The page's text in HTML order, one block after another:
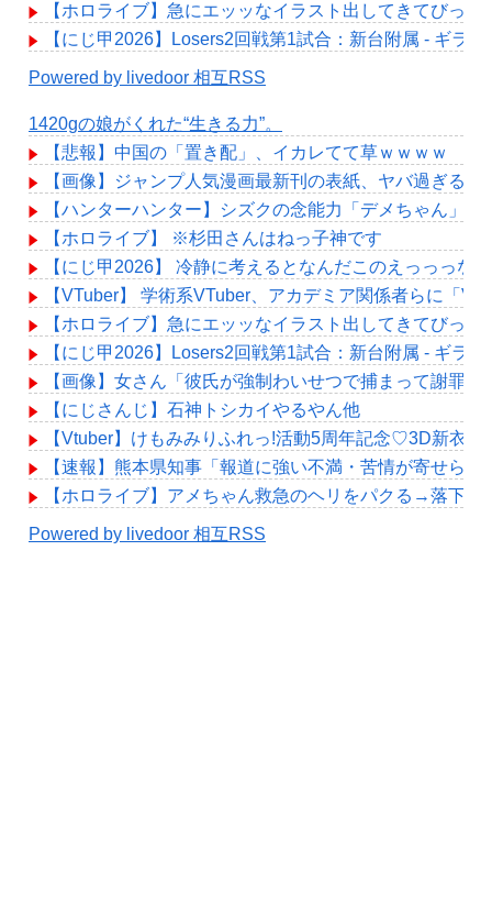
【ホロライブ】急にエッッなイラスト出してきてびっく
【にじ甲2026】Losers2回戦第1試合：新台附属 - ギラ
Powered by livedoor 相互RSS
1420gの娘がくれた“生きる力”。
【悲報】中国の「置き配」、イカレてて草ｗｗｗｗ
【画像】ジャンプ人気漫画最新刊の表紙、ヤバ過ぎる
【ハンターハンター】シズクの念能力「デメちゃん」
【ホロライブ】 ※杉田さんはねっ子神です
【にじ甲2026】 冷静に考えるとなんだこのえっっっな
【VTuber】 学術系VTuber、アカデミア関係者らに「
【ホロライブ】急にエッッなイラスト出してきてびっく
【にじ甲2026】Losers2回戦第1試合：新台附属 - ギラ
【画像】女さん「彼氏が強制わいせつで捕まって謝罪の
【にじさんじ】石神トシカイやるやん他
【Vtuber】けもみみりふれっ!活動5周年記念♡3D新衣
【速報】熊本県知事「報道に強い不満・苦情が寄せら
【ホロライブ】アメちゃん救急のヘリをパクる→落下【
Powered by livedoor 相互RSS